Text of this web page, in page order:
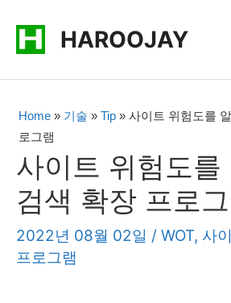
HAROOJAY
Home » 기술 » Tip » 사이트 위험도를
로그램
사이트 위험도를
검색 확장 프로
2022년 08월 02일 / WOT, 사
프로그램